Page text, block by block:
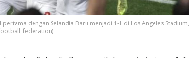
dengan Selandia Baru menjadi 1-1 di Los Angeles Stadium,